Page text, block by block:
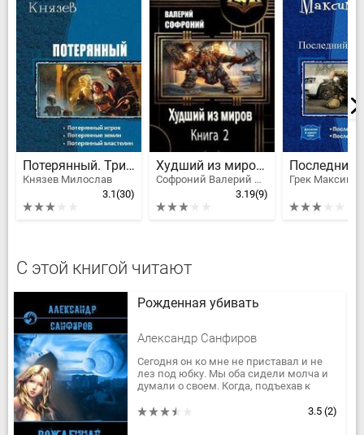
Потерянный. Трилогия
Князев Милослав
3.1(30)
Худший из миров. Книга 2
Софроний Валерий Иванович
3.19(9)
Грек Максим
С этой книгой читают
Рожденная убивать
Александр Санфиров
Сегодня он ко мне не приставал и не
лез под юбку. Мы оба сидели молча и
думали о своем. Когда, подъехав к
ощутила непонятную тревогу и...
3.5 (2)